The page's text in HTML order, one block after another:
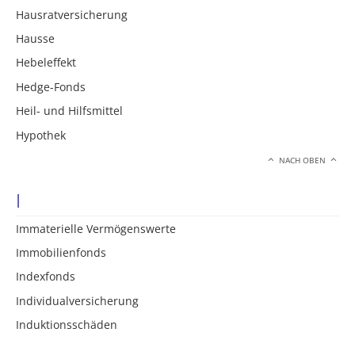
Hausratversicherung
Hausse
Hebeleffekt
Hedge-Fonds
Heil- und Hilfsmittel
Hypothek
NACH OBEN
I
Immaterielle Vermögenswerte
Immobilienfonds
Indexfonds
Individualversicherung
Induktionsschäden